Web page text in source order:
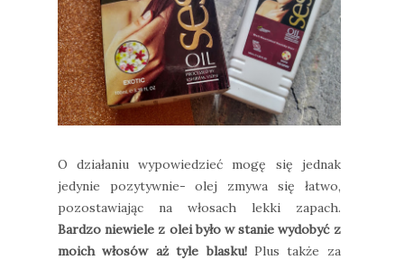
O działaniu wypowiedzieć mogę się jednak
jedynie pozytywnie- olej zmywa się łatwo,
pozostawiając na włosach lekki zapach.
Bardzo niewiele z olei było w stanie wydobyć z
moich włosów aż tyle blasku! Plus także za